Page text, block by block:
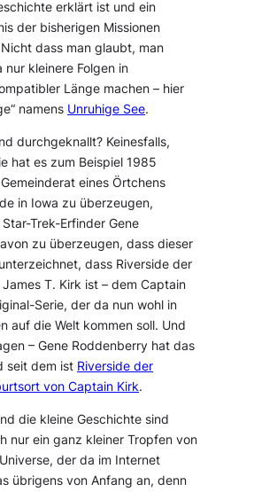
erklärt ist und ein
der bisherigen Missionen
dass man glaubt, man
nur kleinere Folgen in
Länge machen – hier
namens Unruhige See.
durchgeknallt? Keinesfalls,
hat es zum Beispiel 1985
eines Örtchens
in Iowa zu überzeugen,
Trek-Erfinder Gene
zu überzeugen, dass dieser
dass Riverside der
T. Kirk ist – dem Captain
Serie, der da nun wohl in
auf die Welt kommen soll. Und
– Gene Roddenberry hat das
seit dem ist Riverside der
von Captain Kirk.
die kleine Geschichte sind
nur ein ganz kleiner Tropfen von
der da im Internet
übrigens von Anfang an, denn